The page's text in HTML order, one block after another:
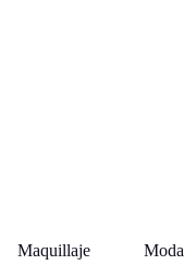
Maquillaje Moda